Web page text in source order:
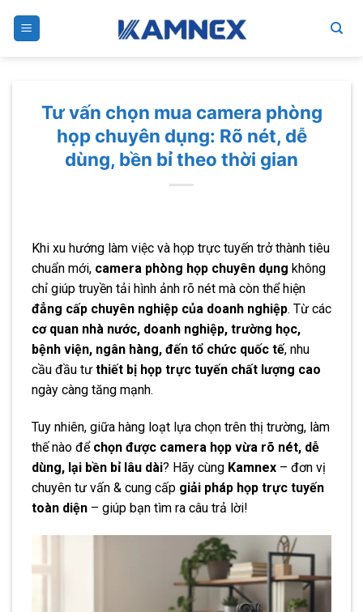
Tư vấn chọn mua camera phòng
họp chuyên dụng: Rõ nét, dễ
dùng, bền bỉ theo thời gian
Khi xu hướng làm việc và họp trực tuyến trở thành tiêu
chuẩn mới, camera phòng họp chuyên dụng không
chỉ giúp truyền tải hình ảnh rõ nét mà còn thể hiện
đẳng cấp chuyên nghiệp của doanh nghiệp. Từ các
cơ quan nhà nước, doanh nghiệp, trường học,
bệnh viện, ngân hàng, đến tổ chức quốc tế, nhu
cầu đầu tư thiết bị họp trực tuyến chất lượng cao
ngày càng tăng mạnh.
Tuy nhiên, giữa hàng loạt lựa chọn trên thị trường, làm
thế nào để chọn được camera họp vừa rõ nét, dễ
dùng, lại bền bỉ lâu dài? Hãy cùng Kamnex – đơn vị
chuyên tư vấn & cung cấp giải pháp họp trực tuyến
toàn diện – giúp bạn tìm ra câu trả lời!